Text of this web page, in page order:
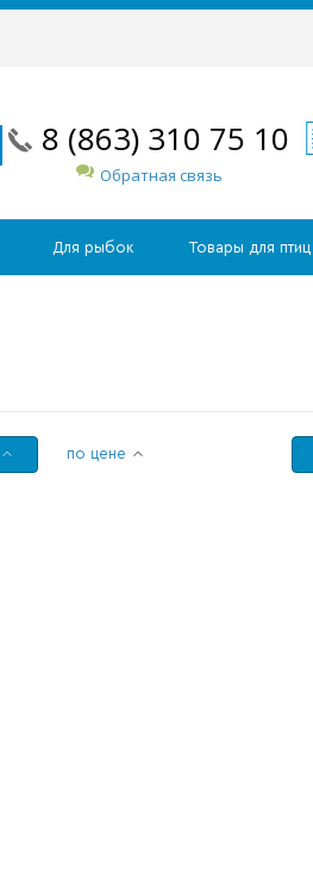
8 (863) 310 75 10
Обратная связь
Для рыбок Товары для птиц
по цене